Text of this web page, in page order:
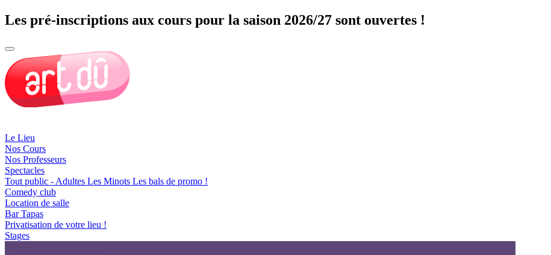
Les pré-inscriptions aux cours pour la saison 2026/27 sont ouvertes !
Le Lieu
Nos Cours
Nos Professeurs
Spectacles
Tout public - Adultes Les Minots Les bals de promo !
Comedy club
Location de salle
Bar Tapas
Privatisation de votre lieu !
Stages